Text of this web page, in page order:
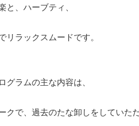
と、ハーブティ、
リラックスムードです。
グラムの主な内容は、
で、過去のたな卸しをしていた